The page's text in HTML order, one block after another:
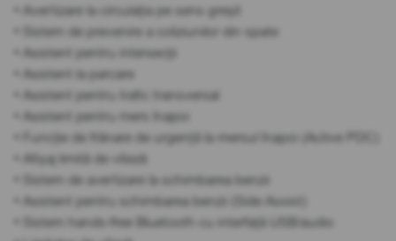
• Avertizare la circulația pe sens greșit
• Sistem de prevenire a coliziunilor din spate
• Asistent pentru intersecții
• Asistent la parcare
• Asistent pentru trafic transversal
• Asistent pentru mers înapoi
• Funcție de frânare de urgență la mersul înapoi (Active PDC)
• Afișaj limită de viteză
• Sistem de avertizare la schimbarea benzii
• Asistent pentru schimbarea benzii (Side Assist)
• Sistem hands-free Bluetooth cu interfață USB/audio